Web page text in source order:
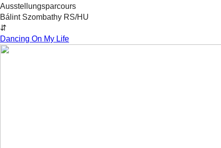
Ausstellungsparcours
Bálint Szombathy RS/HU
⇵
Dancing On My Life